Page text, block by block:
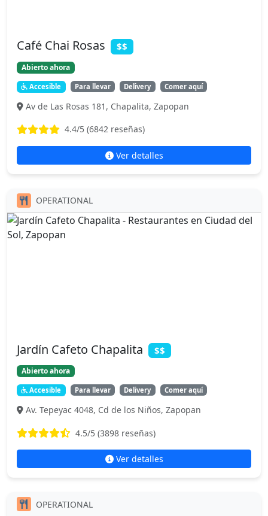
Café Chai Rosas $$
Abierto ahora
Accesible Para llevar Delivery Comer aquí
Av de Las Rosas 181, Chapalita, Zapopan
4.4/5 (6842 reseñas)
Ver detalles
OPERATIONAL
Jardín Cafeto Chapalita $$
Abierto ahora
Accesible Para llevar Delivery Comer aquí
Av. Tepeyac 4048, Cd de los Niños, Zapopan
4.5/5 (3898 reseñas)
Ver detalles
OPERATIONAL